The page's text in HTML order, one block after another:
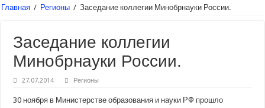
Главная / Регионы / Заседание коллегии Минобрнауки России.
Заседание коллегии
Минобрнауки России.
27.07.2014 Регионы
30 ноября в Министерстве образования и науки РФ прошло